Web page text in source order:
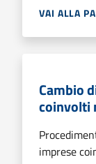
VAI ALLA
Cambio
coinvolti
imprese